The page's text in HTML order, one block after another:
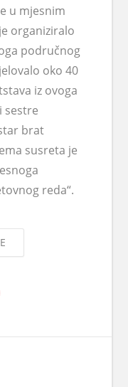
u mjesnim
organiziralo
područnog
oko 40
iz ovoga
sestre
brat
susreta je
reda“.